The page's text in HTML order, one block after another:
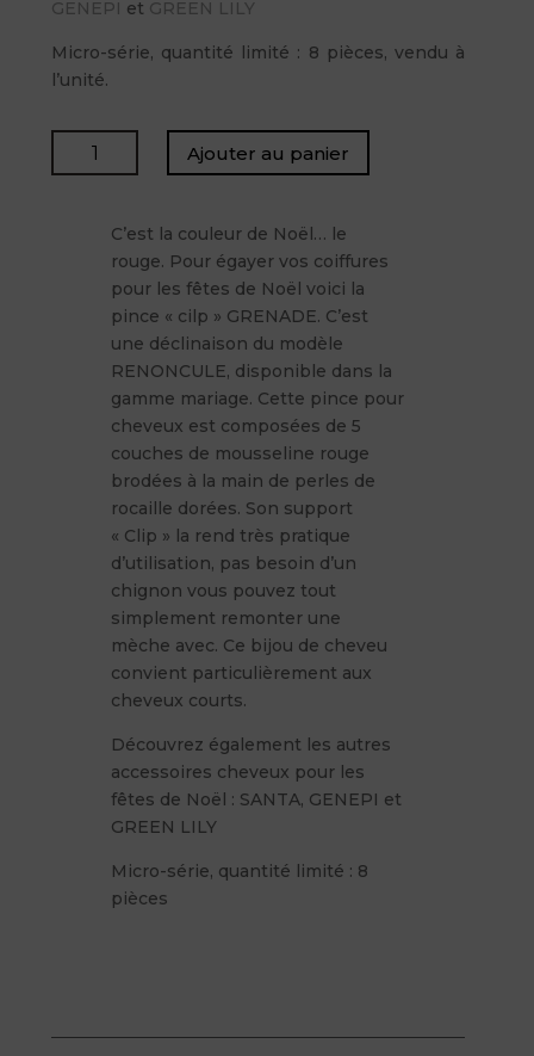
GENEPI et GREEN LILY
Micro-série, quantité limité : 8 pièces, vendu à
l’unité.
quantité
de
Ajouter au panier
C’est la couleur de Noël… le
rouge. Pour égayer vos coiffures
pour les fêtes de Noël voici la
pince « cilp » GRENADE. C’est
une déclinaison du modèle
RENONCULE, disponible dans la
gamme mariage. Cette pince pour
cheveux est composées de 5
couches de mousseline rouge
brodées à la main de perles de
rocaille dorées. Son support
« Clip » la rend très pratique
d’utilisation, pas besoin d’un
chignon vous pouvez tout
simplement remonter une
mèche avec. Ce bijou de cheveu
convient particulièrement aux
cheveux courts.
Découvrez également les autres
accessoires cheveux pour les
fêtes de Noël : SANTA, GENEPI et
GREEN LILY
Micro-série, quantité limité : 8
pièces